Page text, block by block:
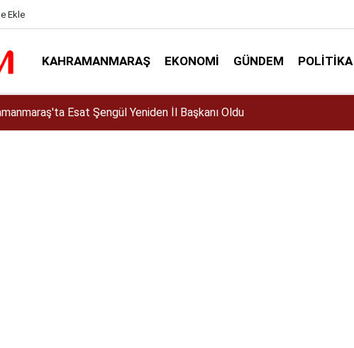
Ekle
KAHRAMANMARAŞ EKONOMI GÜNDEM POLITIKA
mi? Altın almalı mı? Satmalı mı? Uzmanlar ne diyor?